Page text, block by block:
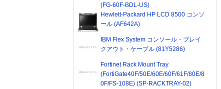
(FG-60F-BDL-US)
Hewlett-Packard HP LCD 8500 コンソ
ール (AF642A)
IBM Flex System コンソール・ブレイ
クアウト・ケーブル (81Y5286)
Fortinet Rack Mount Tray
(FortiGate40F/50E/60E/60F/61F/80E/8
0F/FS-108E) (SP-RACKTRAY-02)